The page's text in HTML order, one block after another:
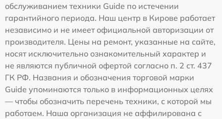
обслуживанием техники Guide по истечении
гарантийного периода. Наш центр в Кирове работает
независимо и не имеет официальной авторизации от
производителя. Цены на ремонт, указанные на сайте,
носят исключительно ознакомительный характер и
не являются публичной офертой согласно п. 2 ст. 437
ГК РФ. Названия и обозначения торговой марки
Guide упоминаются только в информационных целях
— чтобы обозначить перечень техники, с которой мы
работаем. Наша организация не аффилирована с